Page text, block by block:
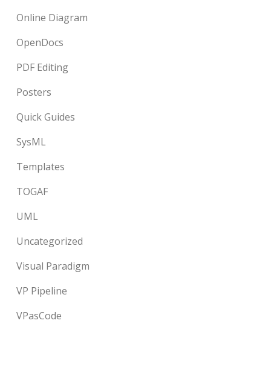
Online Diagram
OpenDocs
PDF Editing
Posters
Quick Guides
SysML
Templates
TOGAF
UML
Uncategorized
Visual Paradigm
VP Pipeline
VPasCode